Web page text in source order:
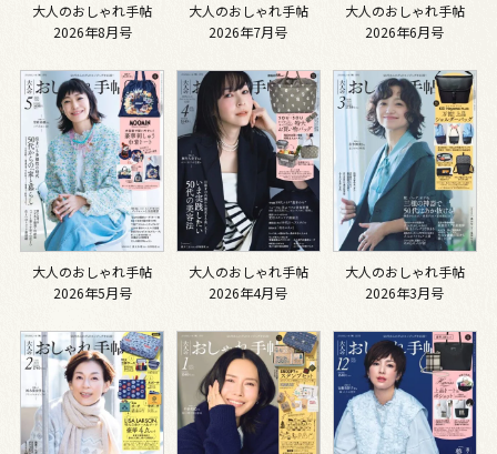
大人のおしゃれ手帖
2026年8月号
大人のおしゃれ手帖
2026年7月号
大人のおしゃれ手帖
2026年6月号
大人のおしゃれ手帖
2026年5月号
大人のおしゃれ手帖
2026年4月号
大人のおしゃれ手帖
2026年3月号